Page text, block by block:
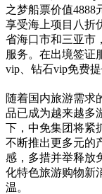
之梦船票价值4888
享受海上项目八折
省海口市和三亚市
服务。在出境签证
vip、钻石vip免费
随着国内旅游需求
品已成为越来越多
下，中免集团将紧
不断推出更多元的
感，多措并举释放
化特色旅游购物新
温。